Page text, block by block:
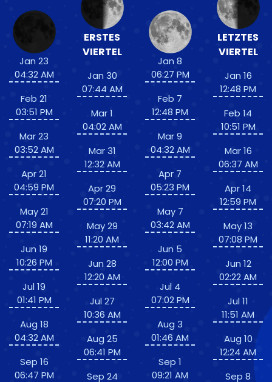
Jan 23
04:32 AM
Feb 21
03:51 PM
Mar 23
03:52 AM
Apr 21
04:59 PM
May 21
07:19 AM
Jun 19
10:26 PM
Jul 19
01:41 PM
Aug 18
04:32 AM
Sep 16
06:47 PM
ERSTES
VIERTEL
Jan 30
07:44 AM
Mar 1
04:02 AM
Mar 31
12:32 AM
Apr 29
07:20 PM
May 29
11:20 AM
Jun 28
12:20 AM
Jul 27
10:36 AM
Aug 25
06:41 PM
Sep 24
Jan 8
06:27 PM
Feb 7
12:48 PM
Mar 9
04:32 AM
Apr 7
05:23 PM
May 7
03:42 AM
Jun 5
12:00 PM
Jul 4
07:02 PM
Aug 3
01:46 AM
Sep 1
09:21 AM
LETZTES
VIERTEL
Jan 16
12:48 PM
Feb 14
10:51 PM
Mar 16
06:37 AM
Apr 14
12:59 PM
May 13
07:08 PM
Jun 12
02:22 AM
Jul 11
11:51 AM
Aug 10
12:24 AM
Sep 8